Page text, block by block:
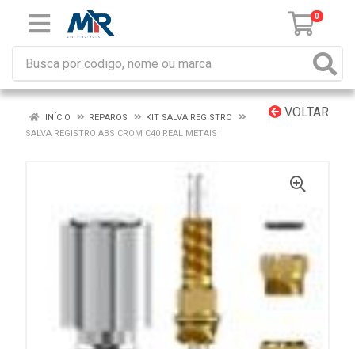
0
VOLTAR
INÍCIO REPAROS
KIT SALVA REGISTRO
SALVA REGISTRO ABS CROM C40 REAL METAIS